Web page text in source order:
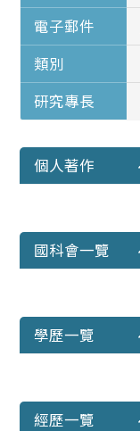
電子郵件
類別
研究專長
個人著作
國科會一覽
學歷一覽
經歷一覽